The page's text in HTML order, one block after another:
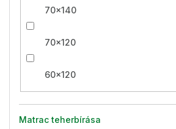
70x140
70x120
60x120
Matrac teherbírása